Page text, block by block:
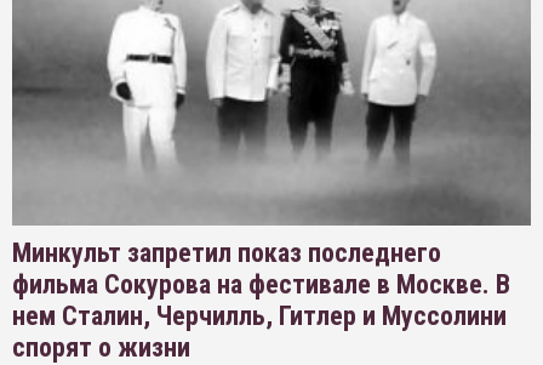
Минкульт запретил показ последнего
фильма Сокурова на фестивале в Москве. В
нем Сталин, Черчилль, Гитлер и Муссолини
спорят о жизни